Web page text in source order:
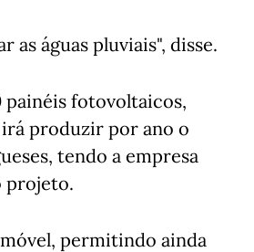
as águas pluviais", disse.
fotovoltaicos,
irá produzir por ano o
tendo a empresa
projeto.
permitindo ainda